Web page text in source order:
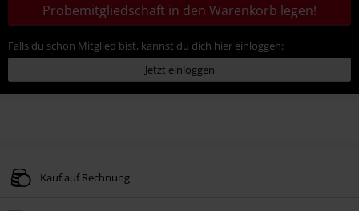
Probemitgliedschaft in den Warenkorb legen!
Falls du schon Mitglied bist, kannst du dich hier einloggen:
Jetzt einloggen
Kauf auf Rechnung